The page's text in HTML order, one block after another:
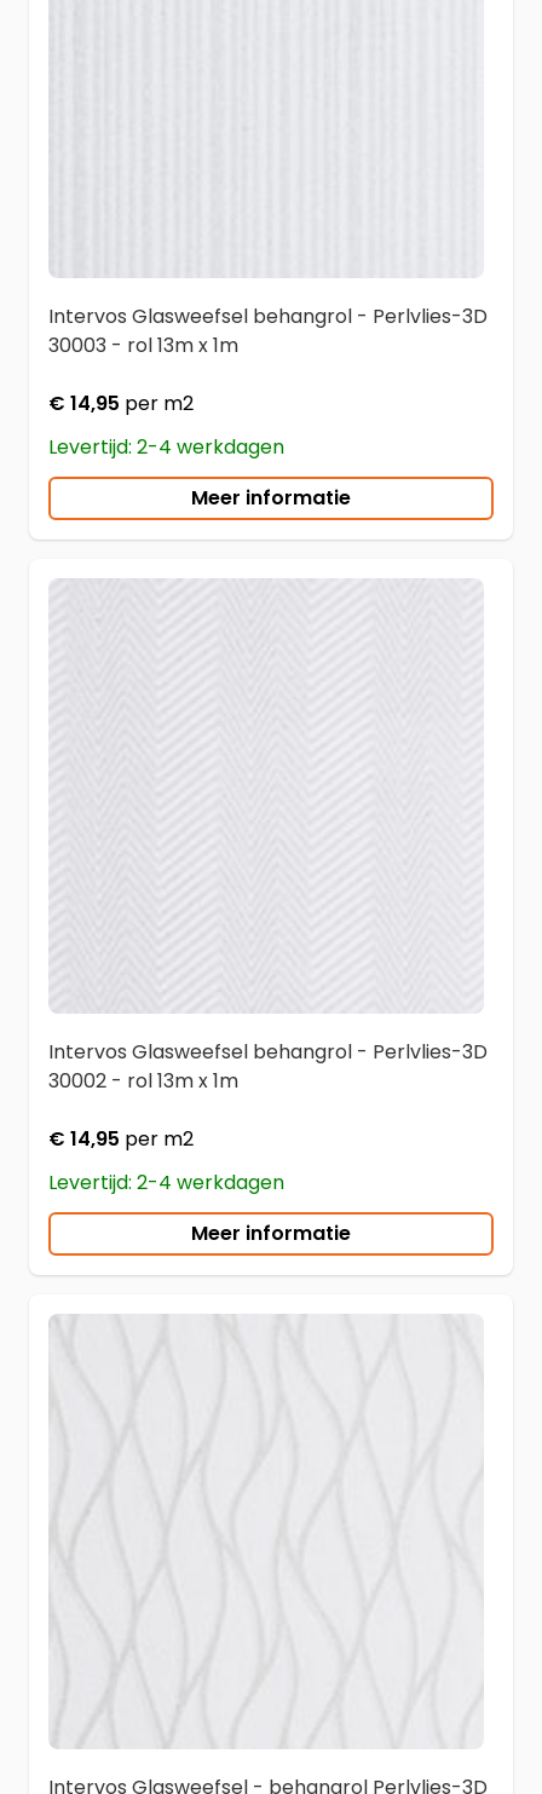
Intervos Glasweefsel behangrol - Perlvlies-3D
30003 - rol 13m x 1m
€ 14,95 per m2
Levertijd: 2-4 werkdagen
Meer informatie
Intervos Glasweefsel behangrol - Perlvlies-3D
30002 - rol 13m x 1m
€ 14,95 per m2
Levertijd: 2-4 werkdagen
Meer informatie
Intervos Glasweefsel - behangrol Perlvlies-3D